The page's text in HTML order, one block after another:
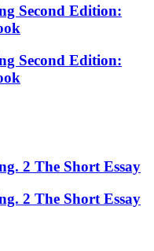
Second Edition:
Second Edition:
2 The Short Essay
2 The Short Essay